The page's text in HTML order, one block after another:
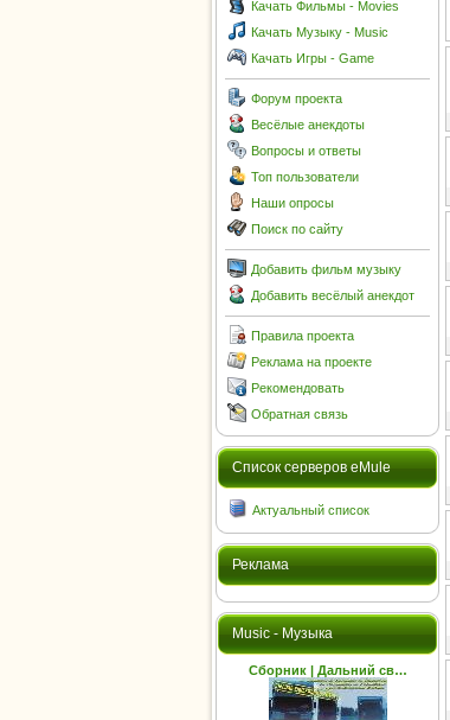
Качать Фильмы - Movies
Качать Музыку - Music
Качать Игры - Game
Форум проекта
Весёлые анекдоты
Вопросы и ответы
Топ пользователи
Наши опросы
Поиск по сайту
Добавить фильм музыку
Добавить весёлый анекдот
Правила проекта
Реклама на проекте
Рекомендовать
Обратная связь
Cписок серверов eMule
Актуальный список
Реклама
Music - Музыка
Сборник | Дальний св…